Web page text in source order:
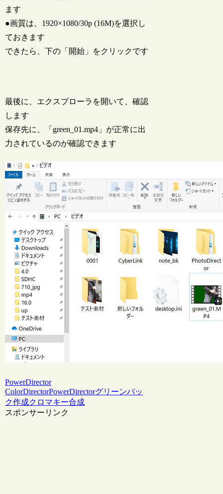
ます
●画質は、1920×1080/30p (16M)を選択し
ておきます
できたら、下の「開始」をクリックです
最後に、エクスプローラを開いて、確認
します
保存先に、「green_01.mp4」が正常に出
力されているのが確認できます
PowerDirector
ColorDirectorPowerDirectorグリーンバッ
ク作成クロマキー合成
スポンサーリンク